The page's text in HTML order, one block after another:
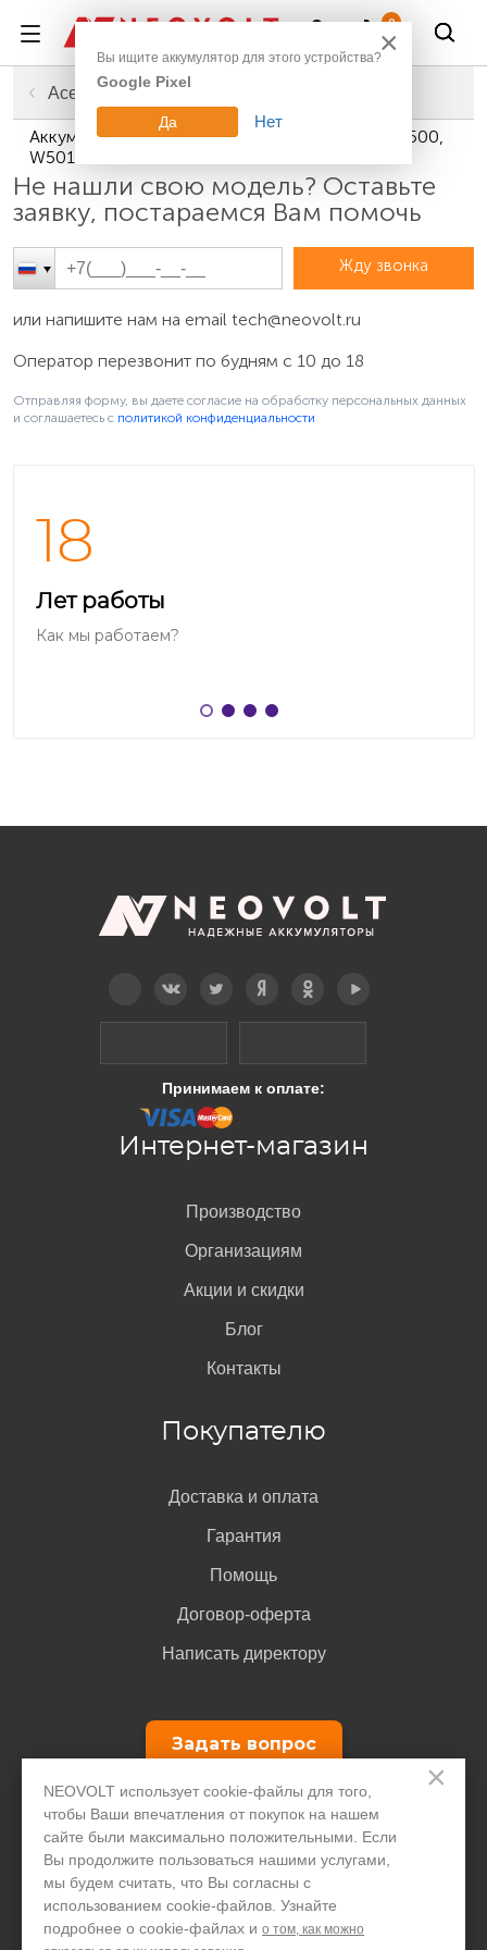
×
NEOVOLT использует cookie-файлы для того,
чтобы Ваши впечатления от покупок на нашем
сайте были максимально положительными. Если
Вы продолжите пользоваться нашими услугами,
мы будем считать, что Вы согласны с
использованием cookie-файлов. Узнайте
подробнее о cookie-файлах и о том, как можно
0
Главная
Смартфоны, планшеты, гаджеты
Аккумуляторы для планшетов
Acer
Аккумуляторы для планшетов Acer Iconia Tab W500,
W501
Не нашли свою модель? Оставьте
заявку, постараемся Вам помочь
Жду звонка
или напишите нам на email tech@neovolt.ru
Оператор перезвонит по будням с 10 до 18
Отправляя форму, вы даете согласие на обработку персональных данных
и соглашаетесь c политикой конфиденциальности
18
Лет работы
Как мы работаем?
Принимаем к оплате:
Интернет-магазин
Производство
Организациям
Акции и скидки
Блог
Контакты
Покупателю
Доставка и оплата
Гарантия
Помощь
Договор-оферта
Написать директору
Задать вопрос
+7 495 646 1257
Только для юридических лиц
© ООО "ПДА ПАРТ" 2008- 2026neovolt.ru, ИНН:
×
Вы ищите аккумулятор для этого устройства?
Google Pixel
Да Нет